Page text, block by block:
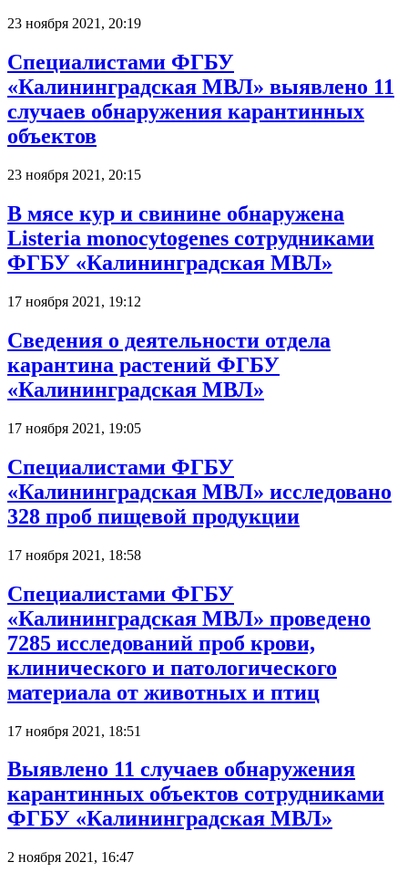
23 ноября 2021, 20:19
Специалистами ФГБУ
«Калининградская МВЛ» выявлено 11
случаев обнаружения карантинных
объектов
23 ноября 2021, 20:15
В мясе кур и свинине обнаружена
Listeria monocytogenes сотрудниками
ФГБУ «Калининградская МВЛ»
17 ноября 2021, 19:12
Сведения о деятельности отдела
карантина растений ФГБУ
«Калининградская МВЛ»
17 ноября 2021, 19:05
Специалистами ФГБУ
«Калининградская МВЛ» исследовано
328 проб пищевой продукции
17 ноября 2021, 18:58
Специалистами ФГБУ
«Калининградская МВЛ» проведено
7285 исследований проб крови,
клинического и патологического
материала от животных и птиц
17 ноября 2021, 18:51
Выявлено 11 случаев обнаружения
карантинных объектов сотрудниками
ФГБУ «Калининградская МВЛ»
2 ноября 2021, 16:47